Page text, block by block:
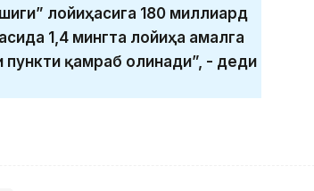
лойиҳасига 180 миллиард
1,4 мингта лойиҳа амалга
қамраб олинади”, - деди